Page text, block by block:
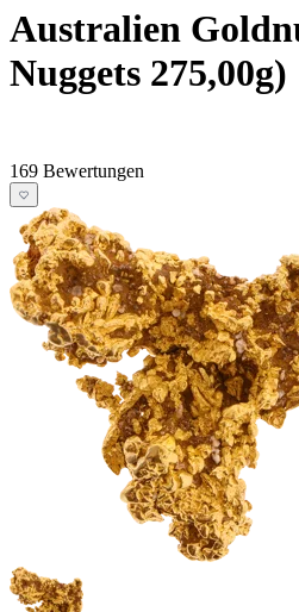
Australien
Nuggets 275,00g)
169 Bewertungen